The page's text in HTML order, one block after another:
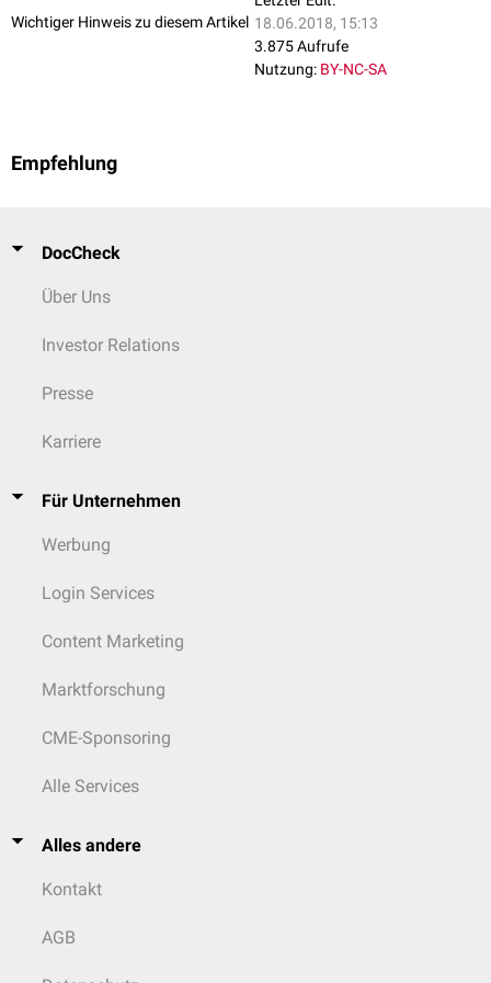
Wichtiger Hinweis zu diesem Artikel 18.06.2018, 15:13
3.875 Aufrufe
Nutzung: BY-NC-SA
Empfehlung
DocCheck
Über Uns
Investor Relations
Presse
Karriere
Für Unternehmen
Werbung
Login Services
Content Marketing
Marktforschung
CME-Sponsoring
Alle Services
Alles andere
Kontakt
AGB